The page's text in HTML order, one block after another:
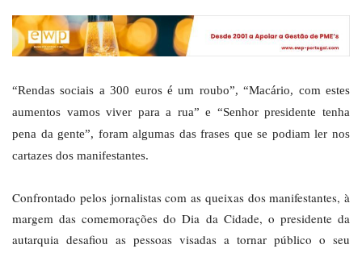
“Rendas sociais a 300 euros é um roubo”, “Macário, com estes
aumentos vamos viver para a rua” e “Senhor presidente tenha
pena da gente”, foram algumas das frases que se podiam ler nos
cartazes dos manifestantes.
Confrontado pelos jornalistas com as queixas dos manifestantes, à
margem das comemorações do Dia da Cidade, o presidente da
autarquia desafiou as pessoas visadas a tornar público o seu